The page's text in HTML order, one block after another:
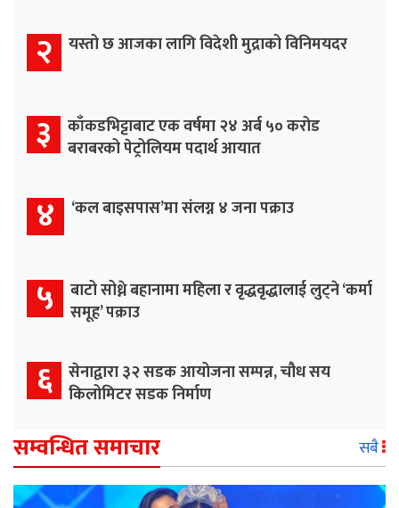
२ यस्तो छ आजका लागि विदेशी मुद्राको विनिमयदर
३
काँकडभिट्टाबाट एक वर्षमा २४ अर्ब ५० करोड
बराबरको पेट्रोलियम पदार्थ आयात
४ ‘कल बाइसपास’मा संलग्न ४ जना पक्राउ
५
बाटो सोध्ने बहानामा महिला र वृद्धवृद्धालाई लुट्ने ‘कर्मा
समूह’ पक्राउ
६ सेनाद्वारा ३२ सडक आयोजना सम्पन्न, चौध सय
किलोमिटर सडक निर्माण
सम्वन्धित समाचार सबै